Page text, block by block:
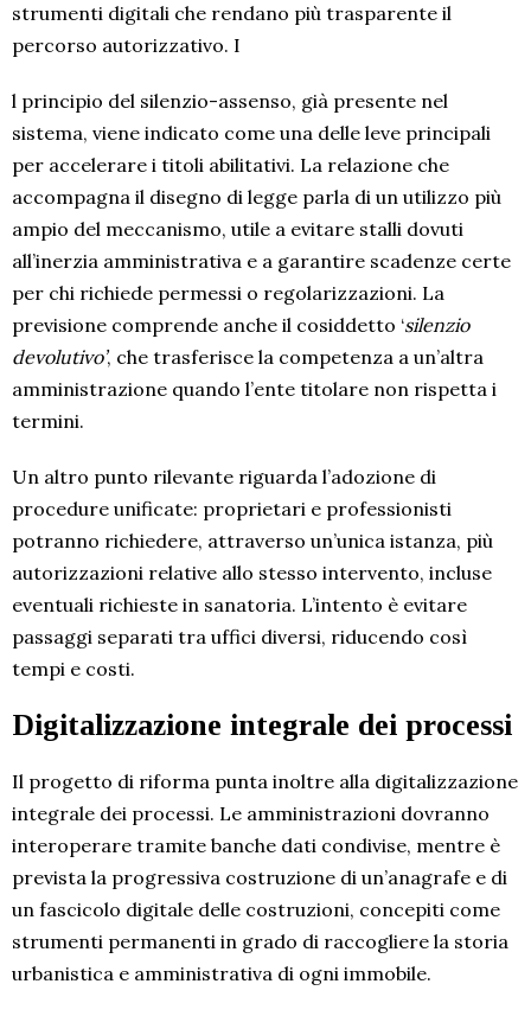
strumenti digitali che rendano più trasparente il
percorso autorizzativo. I
l principio del silenzio-assenso, già presente nel
sistema, viene indicato come una delle leve principali
per accelerare i titoli abilitativi. La relazione che
accompagna il disegno di legge parla di un utilizzo più
ampio del meccanismo, utile a evitare stalli dovuti
all’inerzia amministrativa e a garantire scadenze certe
per chi richiede permessi o regolarizzazioni. La
previsione comprende anche il cosiddetto ‘silenzio
devolutivo’, che trasferisce la competenza a un’altra
amministrazione quando l’ente titolare non rispetta i
termini.
Un altro punto rilevante riguarda l’adozione di
procedure unificate: proprietari e professionisti
potranno richiedere, attraverso un’unica istanza, più
autorizzazioni relative allo stesso intervento, incluse
eventuali richieste in sanatoria. L’intento è evitare
passaggi separati tra uffici diversi, riducendo così
tempi e costi.
Digitalizzazione integrale dei processi
Il progetto di riforma punta inoltre alla digitalizzazione
integrale dei processi. Le amministrazioni dovranno
interoperare tramite banche dati condivise, mentre è
prevista la progressiva costruzione di un’anagrafe e di
un fascicolo digitale delle costruzioni, concepiti come
strumenti permanenti in grado di raccogliere la storia
urbanistica e amministrativa di ogni immobile.